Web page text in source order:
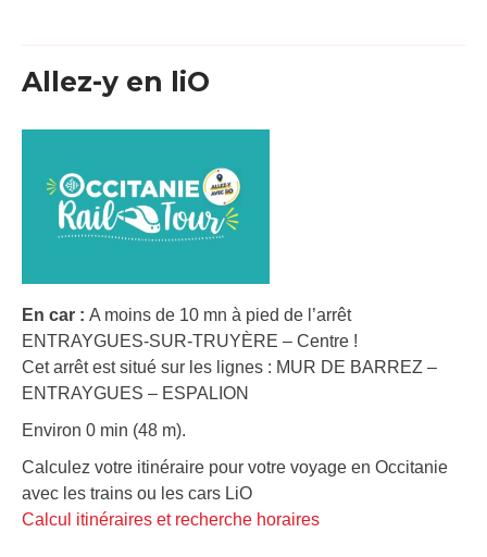
Allez-y en liO
En car : A moins de 10 mn à pied de l’arrêt
ENTRAYGUES-SUR-TRUYÈRE – Centre !
Cet arrêt est situé sur les lignes : MUR DE BARREZ –
ENTRAYGUES – ESPALION
Environ 0 min (48 m).
Calculez votre itinéraire pour votre voyage en Occitanie
avec les trains ou les cars LiO
Calcul itinéraires et recherche horaires